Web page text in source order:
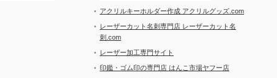
アクリルキーホルダー作成 アクリルグッズ.com
レーザーカット名刺専門店 レーザーカット名
刺.com
レーザー加工専門サイト
印鑑・ゴム印の専門店 はんこ市場ヤフー店